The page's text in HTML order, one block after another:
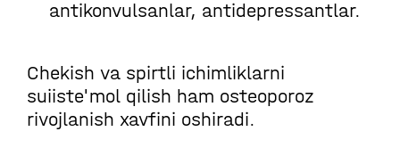
antikonvulsanlar, antidepressantlar.
Chekish va spirtli ichimliklarni
suiiste'mol qilish ham osteoporoz
rivojlanish xavfini oshiradi.